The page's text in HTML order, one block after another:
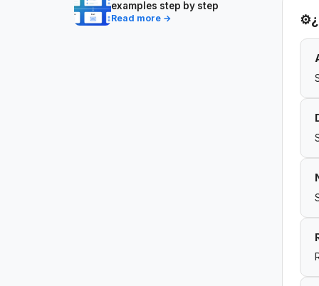
examples step by step
Read more → ⚙️